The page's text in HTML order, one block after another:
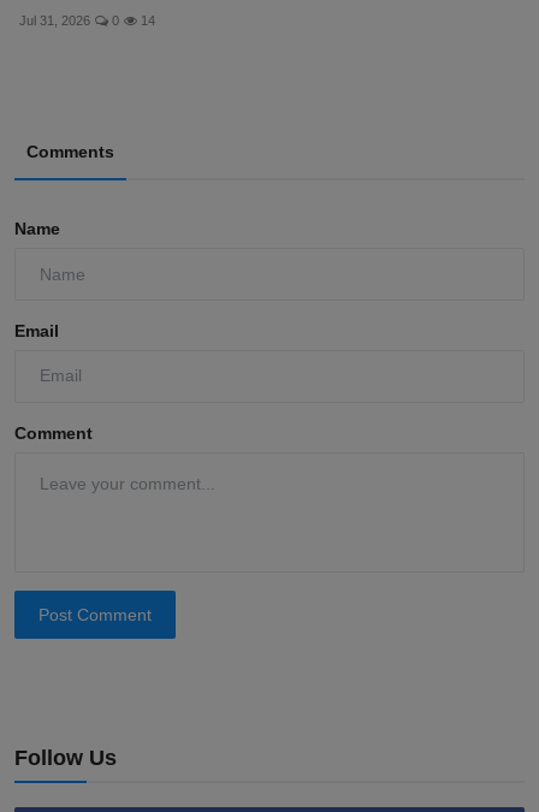
Jul 31, 2026 0 14
Comments
Name
Email
Comment
Post Comment
Follow Us